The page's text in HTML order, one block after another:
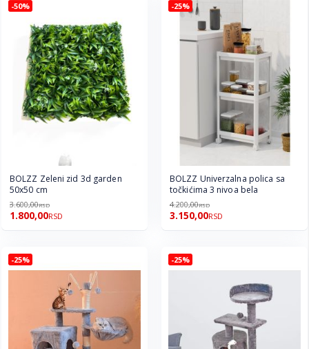
-50%
BOLZZ Zeleni zid 3d garden
50x50 cm
3.600,00RSD
1.800,00RSD
-25%
BOLZZ Univerzalna polica sa
točkićima 3 nivoa bela
4.200,00RSD
3.150,00RSD
-25% -25%